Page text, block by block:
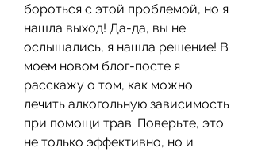
бороться с этой проблемой, но я
нашла выход! Да-да, вы не
ослышались, я нашла решение! В
моем новом блог-посте я
расскажу о том, как можно
лечить алкогольную зависимость
при помощи трав. Поверьте, это
не только эффективно, но и